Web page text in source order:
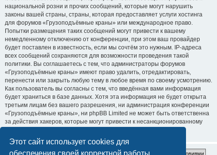
Этот сайт использует cookies для
обеспечения своей корректной работы.
национальной розни и прочих сообщений, которые могут нарушить
законы вашей страны, страны, которая предоставляет услуги хостинга
для форумов «Грузоподъёмные краны» или международное право.
Попытки размещения таких сообщений могут привести к вашему
немедленному отключению от конференции, при этом ваш провайдер
будет поставлен в известность, если мы сочтём это нужным. IP-адреса
всех сообщений сохраняются для возможности проведения такой
политики. Вы соглашаетесь с тем, что администраторы форумов
«Грузоподъёмные краны» имеют право удалить, отредактировать,
перенести или закрыть любую тему в любое время по своему усмотрению.
Как пользователь вы согласны с тем, что введённая вами информация
будет храниться в базе данных. Хотя эта информация не будет открыта
третьим лицам без вашего разрешения, ни администрация конференции
«Грузоподъёмные краны», ни phpBB Limited не может быть ответственна
за действия хакеров, которые могут привести к несанкционированному